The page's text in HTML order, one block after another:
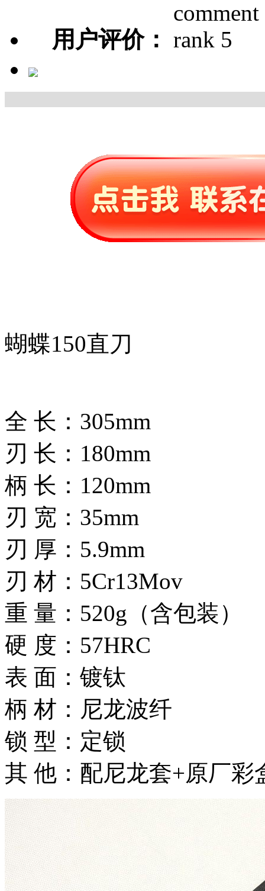
用户评价：
蝴蝶150直刀
全 长：305mm
刃 长：180mm
柄 长：120mm
刃 宽：35mm
刃 厚：5.9mm
刃 材：5Cr13Mov
重 量：520g（含包装）
硬 度：57HRC
表 面：镀钛
柄 材：尼龙波纤
锁 型：定锁
其 他：配尼龙套+原厂彩